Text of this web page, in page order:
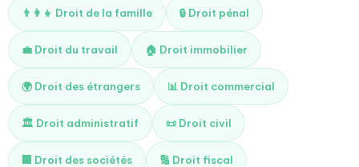
👨‍👩‍👧 Droit de la famille 🔒 Droit pénal
💼 Droit du travail 🏠 Droit immobilier
🌍 Droit des étrangers 📊 Droit commercial
🏛️ Droit administratif 📜 Droit civil
🏢 Droit des sociétés 🔢 Droit fiscal